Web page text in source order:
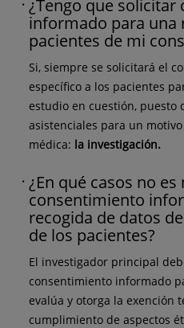
¿Tengo que
informado para una
pacientes de mi
Si, siempre se solicitará el
específico a los pacientes
estudio en cuestión, puesto
asistenciales para un
médica: la investigación.
¿En qué casos no
consentimiento
recogida de datos
de los pacientes?
El investigador principal
consentimiento informado
evalúa y otorga la exención
cumplimiento de aspectos